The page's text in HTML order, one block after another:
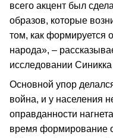
всего акцент был
образов, которые
том, как формируется
народа», –
исследовании
Основной упор
война, и у населения
оправданности
время формирование